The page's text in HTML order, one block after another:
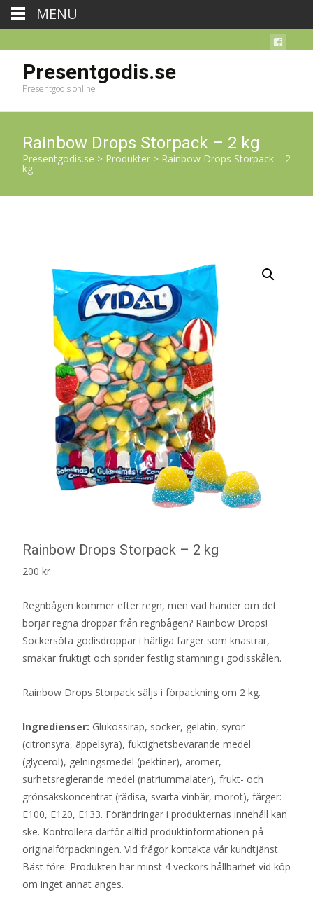
Presentgodis.se
Presentgodis online
Rainbow Drops Storpack – 2 kg
Presentgodis.se > Produkter > Rainbow Drops Storpack – 2
kg
Rainbow Drops Storpack – 2 kg
200 kr
Regnbågen kommer efter regn, men vad händer om det
börjar regna droppar från regnbågen? Rainbow Drops!
Sockersöta godisdroppar i härliga färger som knastrar,
smakar fruktigt och sprider festlig stämning i godisskålen.
Rainbow Drops Storpack säljs i förpackning om 2 kg.
Ingredienser: Glukossirap, socker, gelatin, syror
(citronsyra, äppelsyra), fuktighetsbevarande medel
(glycerol), gelningsmedel (pektiner), aromer,
surhetsreglerande medel (natriummalater), frukt- och
grönsakskoncentrat (rädisa, svarta vinbär, morot), färger:
E100, E120, E133. Förändringar i produkternas innehåll kan
ske. Kontrollera därför alltid produktinformationen på
originalförpackningen. Vid frågor kontakta vår kundtjänst.
Bäst före: Produkten har minst 4 veckors hållbarhet vid köp
om inget annat anges.
MENU